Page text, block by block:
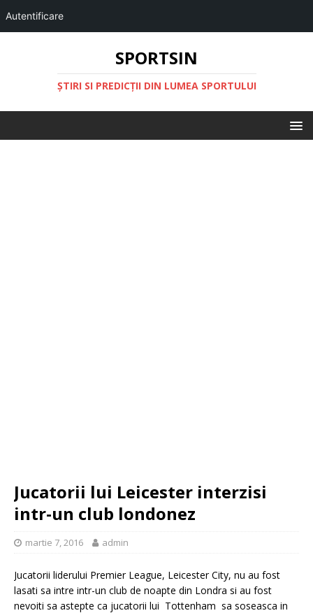
Autentificare
SPORTSIN
ŞTIRI SI PREDICŢII DIN LUMEA SPORTULUI
Jucatorii lui Leicester interzisi
intr-un club londonez
martie 7, 2016 admin
Jucatorii liderului Premier League, Leicester City, nu au fost
lasati sa intre intr-un club de noapte din Londra si au fost
nevoiti sa astepte ca jucatorii lui Tottenham sa soseasca in